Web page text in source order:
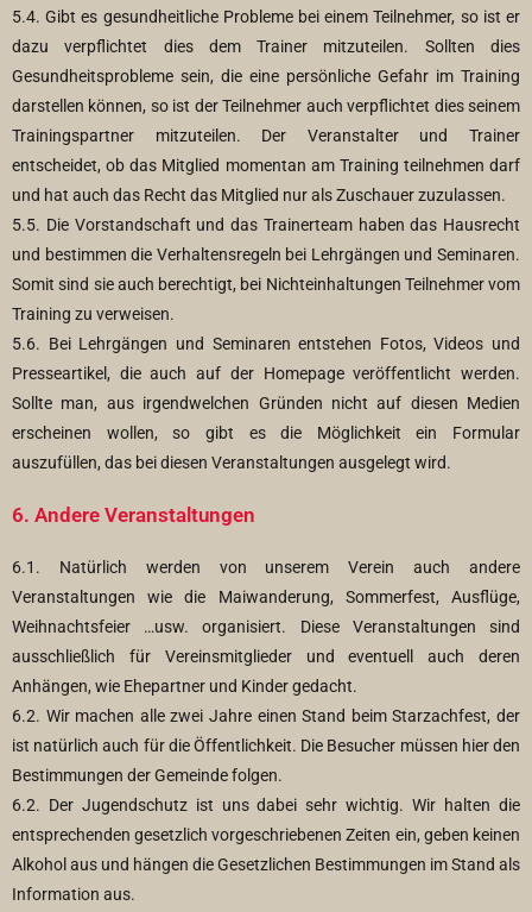
5.4. Gibt es gesundheitliche Probleme bei einem Teilnehmer, so ist er
dazu verpflichtet dies dem Trainer mitzuteilen. Sollten dies
Gesundheitsprobleme sein, die eine persönliche Gefahr im Training
darstellen können, so ist der Teilnehmer auch verpflichtet dies seinem
Trainingspartner mitzuteilen. Der Veranstalter und Trainer
entscheidet, ob das Mitglied momentan am Training teilnehmen darf
und hat auch das Recht das Mitglied nur als Zuschauer zuzulassen.
5.5. Die Vorstandschaft und das Trainerteam haben das Hausrecht
und bestimmen die Verhaltensregeln bei Lehrgängen und Seminaren.
Somit sind sie auch berechtigt, bei Nichteinhaltungen Teilnehmer vom
Training zu verweisen.
5.6. Bei Lehrgängen und Seminaren entstehen Fotos, Videos und
Presseartikel, die auch auf der Homepage veröffentlicht werden.
Sollte man, aus irgendwelchen Gründen nicht auf diesen Medien
erscheinen wollen, so gibt es die Möglichkeit ein Formular
auszufüllen, das bei diesen Veranstaltungen ausgelegt wird.
6. Andere Veranstaltungen
6.1. Natürlich werden von unserem Verein auch andere
Veranstaltungen wie die Maiwanderung, Sommerfest, Ausflüge,
Weihnachtsfeier …usw. organisiert. Diese Veranstaltungen sind
ausschließlich für Vereinsmitglieder und eventuell auch deren
Anhängen, wie Ehepartner und Kinder gedacht.
6.2. Wir machen alle zwei Jahre einen Stand beim Starzachfest, der
ist natürlich auch für die Öffentlichkeit. Die Besucher müssen hier den
Bestimmungen der Gemeinde folgen.
6.2. Der Jugendschutz ist uns dabei sehr wichtig. Wir halten die
entsprechenden gesetzlich vorgeschriebenen Zeiten ein, geben keinen
Alkohol aus und hängen die Gesetzlichen Bestimmungen im Stand als
Information aus.